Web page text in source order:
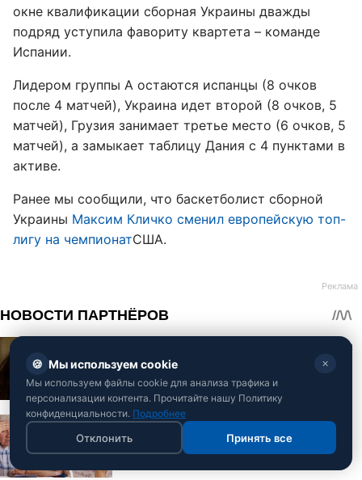
окне квалификации сборная Украины дважды
подряд уступила фавориту квартета – команде
Испании.
Лидером группы А остаются испанцы (8 очков
после 4 матчей), Украина идет второй (8 очков, 5
матчей), Грузия занимает третье место (6 очков, 5
матчей), а замыкает таблицу Дания с 4 пунктами в
активе.
Ранее мы сообщили, что баскетболист сборной
Украины Максим Кличко сменил европейскую топ-
лигу на чемпионатСША.
🍪 Мы используем cookie ✕
Мы используем файлы cookie для анализа трафика и
персонализации контента. Прочитайте нашу Политику
конфиденциальности. Подробнее
Отклонить Принять все